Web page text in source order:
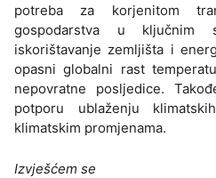
potreba za korjenitom
gospodarstva u
iskorištavanje zemljišta i
opasni globalni rast
nepovratne posljedice.
potporu ublaženju
klimatskim promjenama.
Izvješćem se